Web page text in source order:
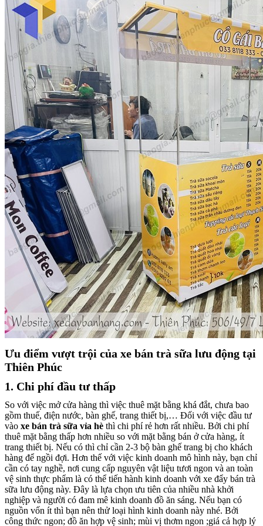
Ưu điểm vượt trội của xe bán trà sữa lưu động tại
Thiên Phúc
1. Chi phí đầu tư thấp
So với việc mở cửa hàng thì việc thuê mặt bằng khá đắt, chưa bao
gồm thuế, điện nước, bàn ghế, trang thiết bị,… Đối với việc đầu tư
vào xe bán trà sữa vỉa hè thì chi phí rẻ hơn rất nhiều. Bởi chi phí
thuê mặt bằng thấp hơn nhiều so với mặt bằng bán ở cửa hàng, ít
trang thiết bị. Nếu có thì chỉ cần 2-3 bộ bàn ghế trang bị cho khách
hàng để ngồi đợi. Hơn thế với việc kinh doanh mô hình này, bạn chỉ
cần có tay nghề, nơi cung cấp nguyên vật liệu tươi ngon và an toàn
vệ sinh thực phẩm là có thể tiến hành kinh doanh với xe đẩy bán trà
sữa lưu động này. Đây là lựa chọn ưu tiên của nhiều nhà khởi
nghiệp và người có đam mê kinh doanh đồ ăn sáng. Nếu bạn có
nguồn vốn ít thì bạn nên thử loại hình kinh doanh này nhé. Bởi
công thức ngon; đồ ăn hợp vệ sinh; mùi vị thơm ngon ;giá cả hợp lý